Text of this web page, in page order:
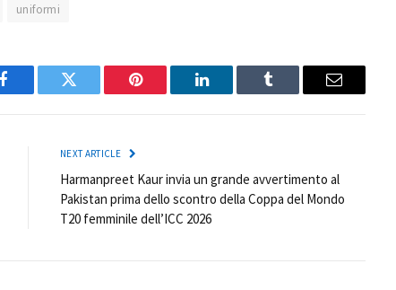
uniformi
Facebook Twitter Pinterest LinkedIn Tumblr Email
NEXT ARTICLE
Harmanpreet Kaur invia un grande avvertimento al
Pakistan prima dello scontro della Coppa del Mondo
T20 femminile dell’ICC 2026